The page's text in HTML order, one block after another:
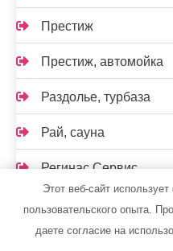
Престиж
Престиж, автомойка
Раздолье, турбаза
Рай, сауна
Регинас Сервис
Реклама и Контакты
Релакс, сауна
Этот веб-сайт
пользовательского опыта.
даете согласие на